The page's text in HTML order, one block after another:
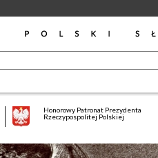
Honorowy Patronat Prezydenta
Rzeczypospolitej Polskiej